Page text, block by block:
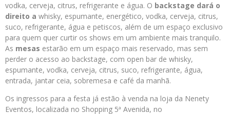
vodka, cerveja, citrus, refrigerante e água. O backstage dará o
direito a whisky, espumante, energético, vodka, cerveja, citrus,
suco, refrigerante, água e petiscos, além de um espaço exclusivo
para quem quer curtir os shows em um ambiente mais tranquilo.
As mesas estarão em um espaço mais reservado, mas sem
perder o acesso ao backstage, com open bar de whisky,
espumante, vodka, cerveja, citrus, suco, refrigerante, água,
entrada, jantar ceia, sobremesa e café da manhã.
Os ingressos para a festa já estão à venda na loja da Nenety
Eventos, localizada no Shopping 5ª Avenida, no